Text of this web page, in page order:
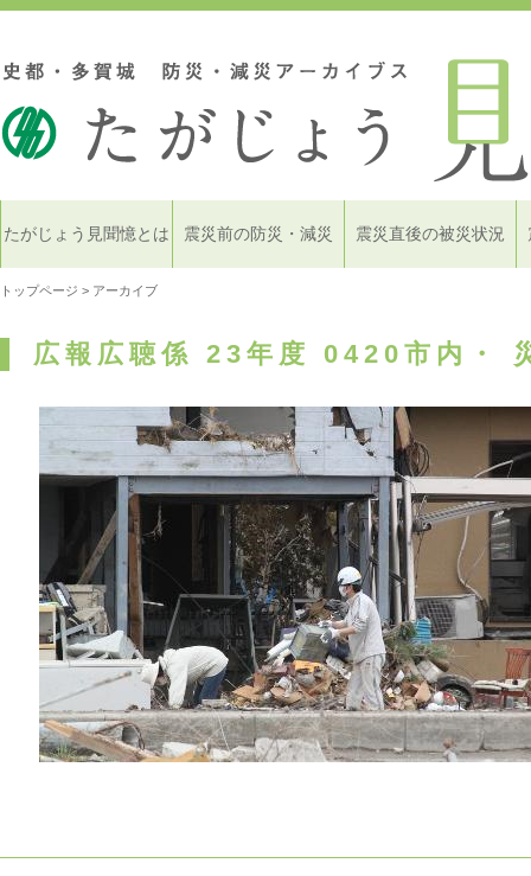
たがじょう見聞憶とは 震災前の防災・減災 震災直後の被災状況
トップページ > アーカイブ
広報広聴係 23年度 0420市内・